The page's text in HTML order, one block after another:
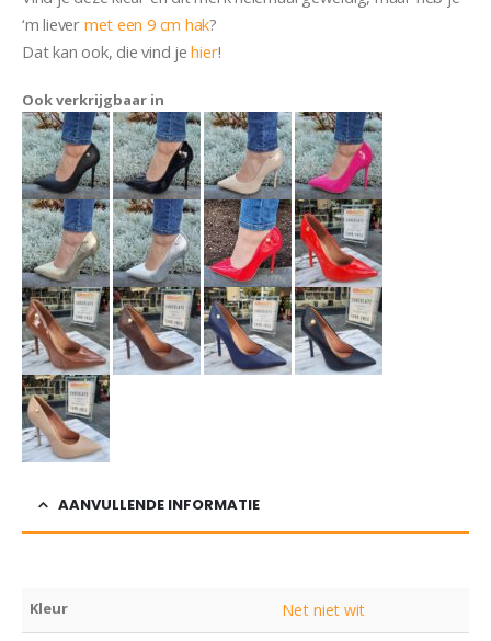
‘m liever met een 9 cm hak?
Dat kan ook, die vind jehier!
Ook verkrijgbaar in
AANVULLENDE INFORMATIE
Kleur Net niet wit